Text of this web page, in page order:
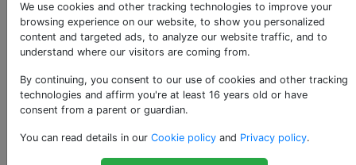
Qu'est-ce qui cause
les «gouttelettes»
sur la première
couche?
We use cookies and other tracking technologies to improve your
browsing experience on our website, to show you personalized
content and targeted ads, to analyze our website traffic, and to
understand where our visitors are coming from.
By continuing, you consent to our use of cookies and other tracking
technologies and affirm you're at least 16 years old or have
consent from a parent or guardian.
You can read details in our Cookie policy and Privacy policy.